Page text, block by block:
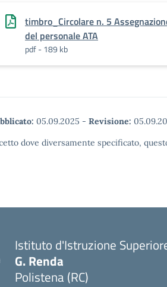
timbro_Circolare n. 5
del personale ATA
pdf - 189 kb
05.09.2025 - Revisione:
dove diversamente specificato,
Istituto d'Istruzione
G. Renda
Polistena (RC)